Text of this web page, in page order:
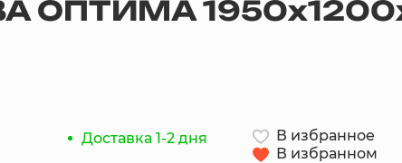
ОПТИМА
Доставка 1-2 дня
В избранное
В избранном